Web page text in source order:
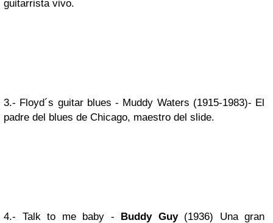
guitarrista vivo.
3.- Floyd´s guitar blues - Muddy Waters (1915-1983)- El
padre del blues de Chicago, maestro del slide.
4.- Talk to me baby - Buddy Guy(1936) Una gran